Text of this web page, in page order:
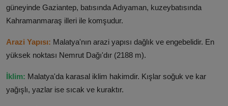
güneyinde Gaziantep, batısında Adıyaman, kuzeybatısında
Kahramanmaraş illeri ile komşudur.
Arazi Yapısı: Malatya'nın arazi yapısı dağlık ve engebelidir. En
yüksek noktası Nemrut Dağı'dır (2188 m).
İklim: Malatya'da karasal iklim hakimdir. Kışlar soğuk ve kar
yağışlı, yazlar ise sıcak ve kuraktır.